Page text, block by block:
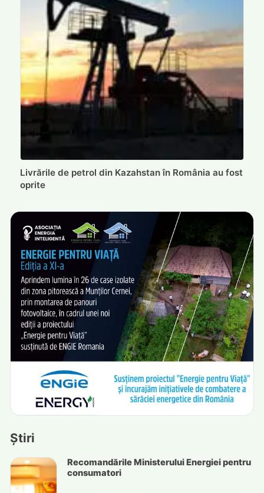
Livrările de petrol din Kazahstan în România au fost
oprite
Știri
Recomandările Ministerului Energiei pentru
consumatori